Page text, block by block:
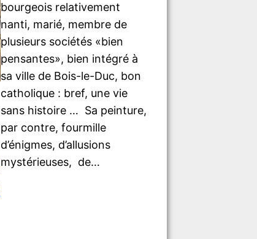
bourgeois relativement
nanti, marié, membre de
plusieurs sociétés «bien
pensantes», bien intégré à
sa ville de Bois-le-Duc, bon
catholique : bref, une vie
sans histoire … Sa peinture,
par contre, fourmille
d’énigmes, d’allusions
mystérieuses, de…